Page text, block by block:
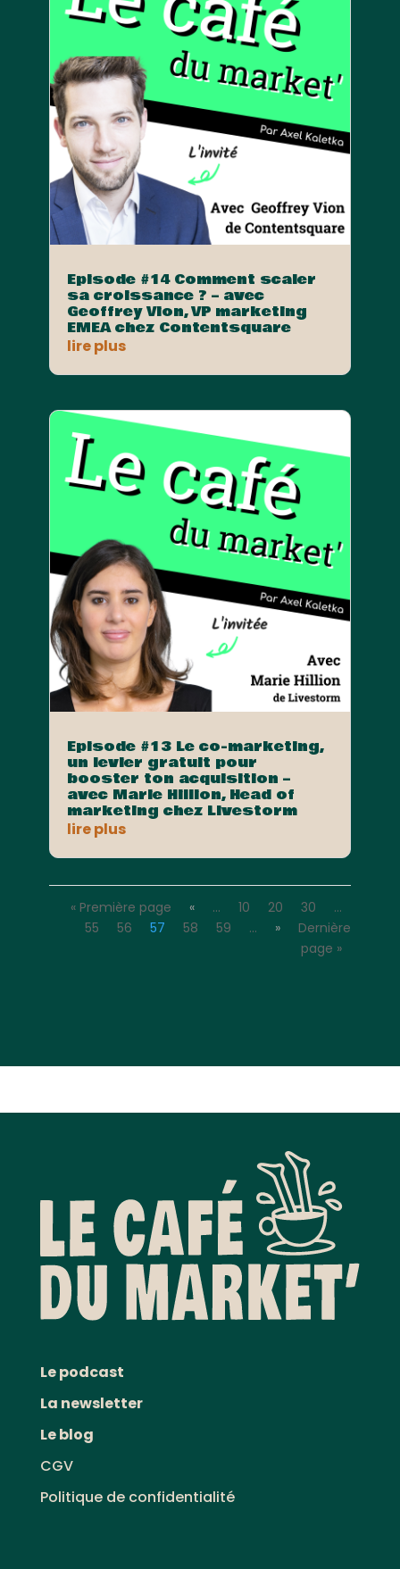
Episode #14 Comment scaler
sa croissance ? – avec
Geoffrey Vion, VP marketing
EMEA chez Contentsquare
lire plus
Episode #13 Le co-marketing,
un levier gratuit pour
booster ton acquisition –
avec Marie Hillion, Head of
marketing chez Livestorm
lire plus
« Première page « … 10 20 30
…
55
56 57 58 59 … »
Dernière
page »
Le podcast
La newsletter
Le blog
CGV
Politique de confidentialité